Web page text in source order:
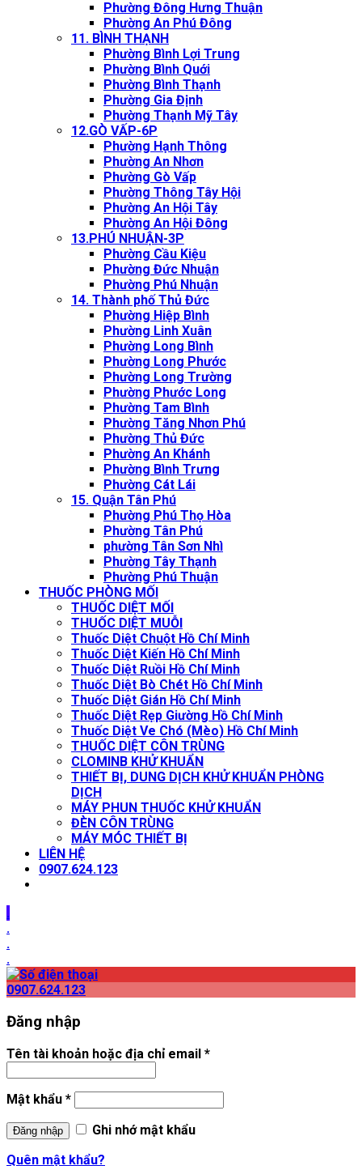
Phường Đông Hưng Thuận
Phường An Phú Đông
11. BÌNH THẠNH
Phường Bình Lợi Trung
Phường Bình Quới
Phường Bình Thạnh
Phường Gia Định
Phường Thạnh Mỹ Tây
12.GÒ VẤP-6P
Phường Hạnh Thông
Phường An Nhơn
Phường Gò Vấp
Phường Thông Tây Hội
Phường An Hội Tây
Phường An Hội Đông
13.PHÚ NHUẬN-3P
Phường Cầu Kiệu
Phường Đức Nhuận
Phường Phú Nhuận
14. Thành phố Thủ Đức
Phường Hiệp Bình
Phường Linh Xuân
Phường Long Bình
Phường Long Phước
Phường Long Trường
Phường Phước Long
Phường Tam Bình
Phường Tăng Nhơn Phú
Phường Thủ Đức
Phường An Khánh
Phường Bình Trưng
Phường Cát Lái
15. Quận Tân Phú
Phường Phú Thọ Hòa
Phường Tân Phú
phường Tân Sơn Nhì
Phường Tây Thạnh
Phường Phú Thuận
THUỐC PHÒNG MỐI
THUỐC DIỆT MỐI
THUỐC DIỆT MUỖI
Thuốc Diệt Chuột Hồ Chí Minh
Thuốc Diệt Kiến Hồ Chí Minh
Thuốc Diệt Ruồi Hồ Chí Minh
Thuốc Diệt Bò Chét Hồ Chí Minh
Thuốc Diệt Gián Hồ Chí Minh
Thuốc Diệt Rẹp Giường Hồ Chí Minh
Thuốc Diệt Ve Chó (Mèo) Hồ Chí Minh
THUỐC DIỆT CÔN TRÙNG
CLOMINB KHỬ KHUẨN
THIẾT BỊ, DUNG DỊCH KHỬ KHUẨN PHÒNG
DỊCH
MÁY PHUN THUỐC KHỬ KHUẨN
ĐÈN CÔN TRÙNG
MÁY MÓC THIẾT BỊ
LIÊN HỆ
0907.624.123
.
.
.
.
0907.624.123
Đăng nhập
Tên tài khoản hoặc địa chỉ email *
Mật khẩu *
Đăng nhập
Ghi nhớ mật khẩu
Quên mật khẩu?